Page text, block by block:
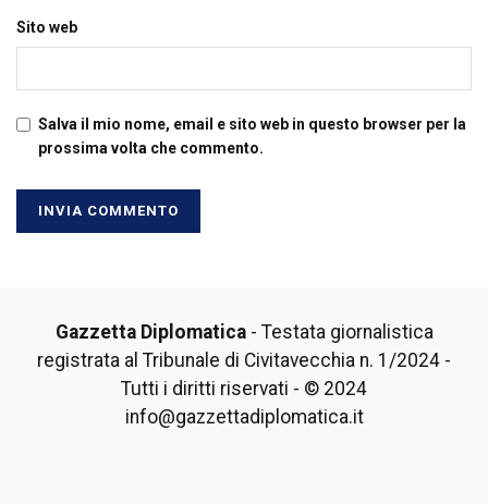
Sito web
Salva il mio nome, email e sito web in questo browser per la
prossima volta che commento.
Gazzetta Diplomatica- Testata giornalistica
registrata al Tribunale di Civitavecchia n. 1/2024 -
Tutti i diritti riservati - © 2024
info@gazzettadiplomatica.it